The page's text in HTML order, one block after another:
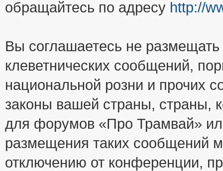
обращайтесь по адресу http://
Вы соглашаетесь не
клеветнических сообщений,
национальной розни и прочих
законы вашей страны, страны,
для форумов «Про Трамвай»
размещения таких сообщений
отключению от конференции,